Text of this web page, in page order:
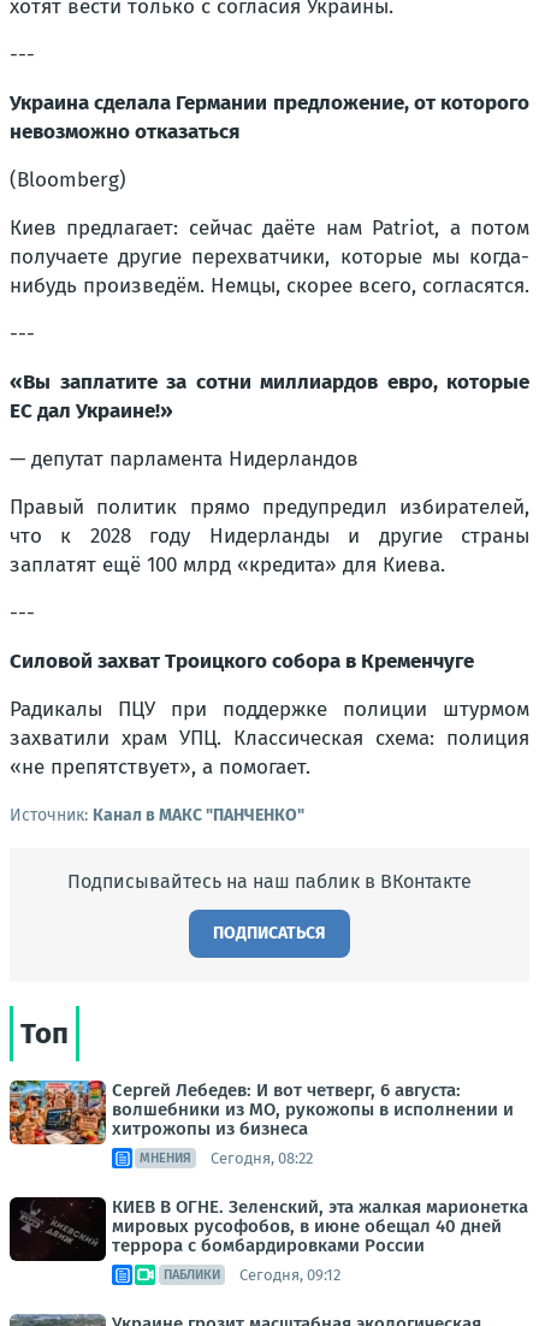
хотят вести только с согласия Украины.
---
Украина сделала Германии предложение, от которого
невозможно отказаться
(Bloomberg)
Киев предлагает: сейчас даёте нам Patriot, а потом
получаете другие перехватчики, которые мы когда-
нибудь произведём. Немцы, скорее всего, согласятся.
---
«Вы заплатите за сотни миллиардов евро, которые
ЕС дал Украине!»
— депутат парламента Нидерландов
Правый политик прямо предупредил избирателей,
что к 2028 году Нидерланды и другие страны
заплатят ещё 100 млрд «кредита» для Киева.
---
Силовой захват Троицкого собора в Кременчуге
Радикалы ПЦУ при поддержке полиции штурмом
захватили храм УПЦ. Классическая схема: полиция
«не препятствует», а помогает.
Источник: Канал в МАКС "ПАНЧЕНКО"
Подписывайтесь на наш паблик в ВКонтакте
ПОДПИСАТЬСЯ
Топ
Сергей Лебедев: И вот четверг, 6 августа:
волшебники из МО, рукожопы в исполнении и
хитрожопы из бизнеса
МНЕНИЯ Сегодня, 08:22
КИЕВ В ОГНЕ. Зеленский, эта жалкая марионетка
мировых русофобов, в июне обещал 40 дней
террора с бомбардировками России
ПАБЛИКИ Сегодня, 09:12